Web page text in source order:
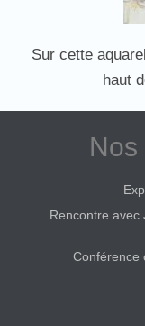
Sur cette
haut
Rencontre avec
Conférence